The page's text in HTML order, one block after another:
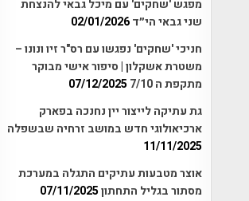
מפגש 'שחקים' עם מיכל גבאי להנצחת
שני גבאי הי״ד02/01/2026
חניכי 'שחקים' נפגשו עם רס"ר זיו ונונו –
משטרת אשקלון | סיפור אישי מבוקר
מתקפת ה 7/10
07/12/2025
גת עתיקה לייצור יין נחנכה בפארק
ארכיאולוגי חדש במושב זרחיה שבשפלה
11/11/2025
אוצר מטבעות עתיקים התגלה במערכת
מסתור בגליל התחתון07/11/2025